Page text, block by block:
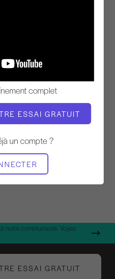
complet
ESSAI GRATUIT
un compte ?
POUR
notre communauté. Voyez
ESSAI GRATUIT